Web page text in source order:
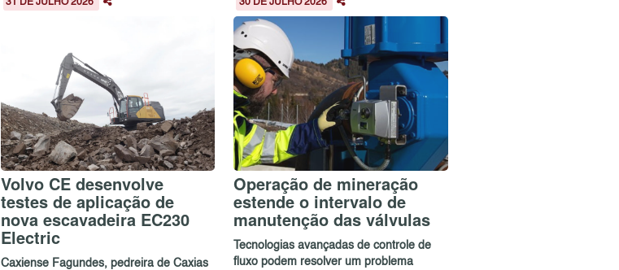
31 DE JULHO 2026
Volvo CE desenvolve
testes de aplicação de
nova escavadeira EC230
Electric
Caxiense Fagundes, pedreira de Caxias
30 DE JULHO 2026
Operação de mineração
estende o intervalo de
manutenção das válvulas
Tecnologias avançadas de controle de
fluxo podem resolver um problema